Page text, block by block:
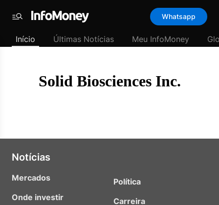
padrão
Últimas
Menu
Whatsapp
Início Últimas Notícias Meu InfoMoney
Solid Biosciences Inc.
Notícias
Mercados
Onde investir
Política
Carreira